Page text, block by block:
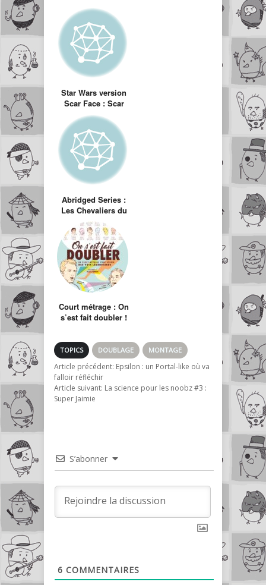
Star Wars version
Scar Face : Scar
Wars
Abridged Series :
Les Chevaliers du
Zodiaque (Saint
Seiya) abrégé
Court métrage : On
s’est fait doubler !
TOPICS DOUBLAGE MONTAGE
Article précédent: Epsilon : un Portal-like où va
falloir réfléchir
Article suivant: La science pour les noobz #3 :
Super Jaimie
S’abonner
6 COMMENTAIRES